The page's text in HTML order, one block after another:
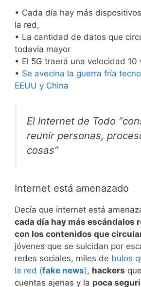
• Cada día hay más
la red,
• La cantidad de datos que
todavía mayor
• El 5G traerá una velocidad 10
• Se avecina la guerra fría
EEUU y China
El Internet de Todo
reunir personas,
cosas”
Internet está amenazado
Decía que internet está
cada día hay más escándalos
con los contenidos que
jóvenes que se suicidan por
redes sociales, miles de bulos
la red (fake news), hackers
cuentas ajenas y la poca